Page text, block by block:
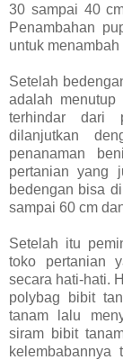
30 sampai 40
Penambahan
untuk
Setelah
adalah
terhindar dari
dilanjutkan
penanaman
pertanian yang
bedengan bisa
sampai 60 cm
Setelah itu
toko pertanian
secara hati-hati.
polybag bibit
tanam lalu
siram bibit
kelembabannya